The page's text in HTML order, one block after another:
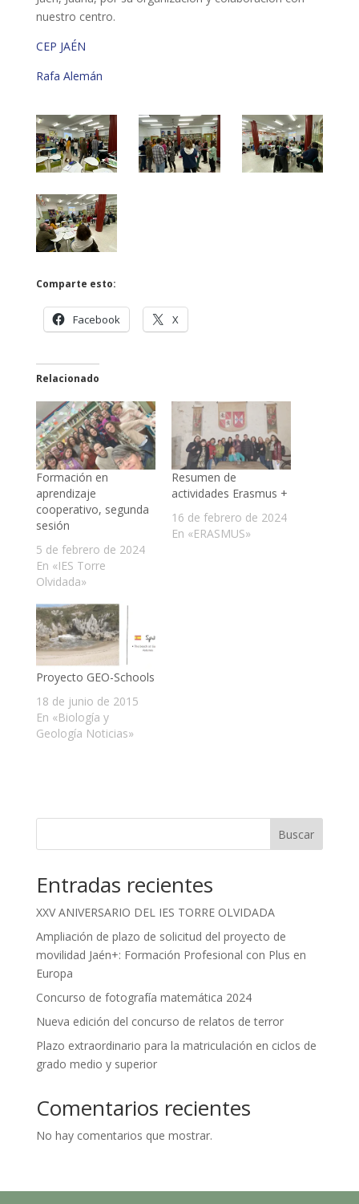
nuestro centro.
CEP JAÉN
Rafa Alemán
Comparte esto:
Facebook X
Relacionado
Formación en
aprendizaje
cooperativo, segunda
sesión
5 de febrero de 2024
En «IES Torre
Olvidada»
Resumen de
actividades Erasmus +
16 de febrero de 2024
En «ERASMUS»
Proyecto GEO-Schools
18 de junio de 2015
En «Biología y
Geología Noticias»
Buscar
Entradas recientes
XXV ANIVERSARIO DEL IES TORRE OLVIDADA
Ampliación de plazo de solicitud del proyecto de
movilidad Jaén+: Formación Profesional con Plus en
Europa
Concurso de fotografía matemática 2024
Nueva edición del concurso de relatos de terror
Plazo extraordinario para la matriculación en ciclos de
grado medio y superior
Comentarios recientes
No hay comentarios que mostrar.